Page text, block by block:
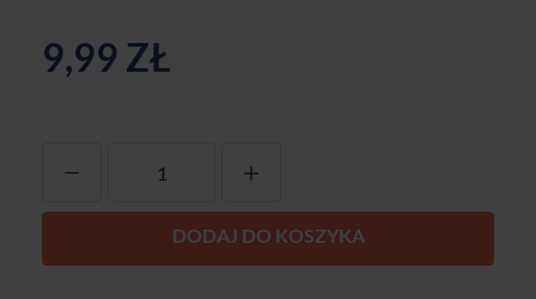
9,99 ZŁ
DODAJ DO KOSZYKA